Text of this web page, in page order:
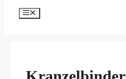
Menü